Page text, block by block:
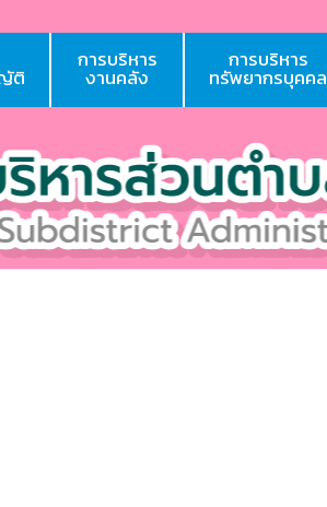
ติ
การบริหาร
งานคลัง
การบริหาร
ทรัพยากรบุคคล